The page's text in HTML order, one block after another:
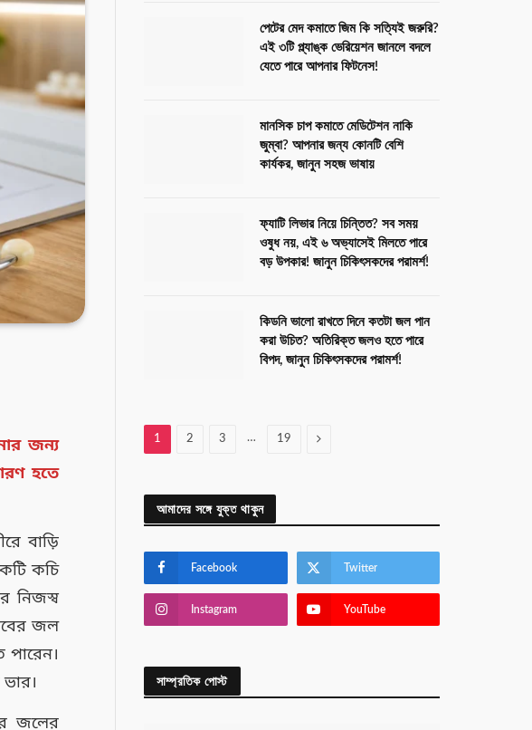
জন্য
হতে
বাড়ি
কচি
নিজস্ব
জল
পারেন।
জলের
পেটের মেদ কমাতে জিম কি সত্যিই জরুরি?
এই ৩টি প্ল্যাঙ্ক ভেরিয়েশন জানলে বদলে
যেতে পারে আপনার ফিটনেস!
মানসিক চাপ কমাতে মেডিটেশন নাকি
জুম্বা? আপনার জন্য কোনটি বেশি
কার্যকর, জানুন সহজ ভাষায়
ফ্যাটি লিভার নিয়ে চিন্তিত? সব সময়
ওষুধ নয়, এই ৬ অভ্যাসেই মিলতে পারে
বড় উপকার! জানুন চিকিৎসকদের পরামর্শ!
কিডনি ভালো রাখতে দিনে কতটা জল পান
করা উচিত? অতিরিক্ত জলও হতে পারে
বিপদ, জানুন চিকিৎসকদের পরামর্শ!
1 2 3 … 19 Next
আমাদের সঙ্গে যুক্ত থাকুন
Facebook Twitter
Instagram YouTube
সাম্প্রতিক পোস্ট